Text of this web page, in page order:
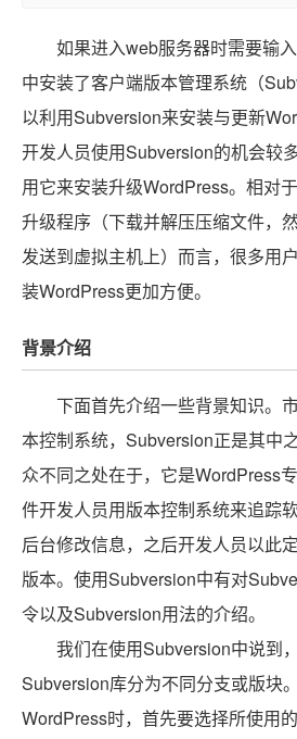
如果进入web服务器时需要输
中安装了客户端版本管理系统（
以利用Subversion来安装与更新
开发人员使用Subversion的机会较
用它来安装升级WordPress。相对
升级程序（下载并解压压缩文件，
发送到虚拟主机上）而言，很多用
装WordPress更加方便。
背景介绍
下面首先介绍一些背景知识。
本控制系统，Subversion正是其中
众不同之处在于，它是WordPress
件开发人员用版本控制系统来追踪
后台修改信息，之后开发人员以此
版本。使用Subversion中有对
令以及Subversion用法的介绍。
我们在使用Subversion中说到
Subversion库分为不同分支或版块
WordPress时，首先要选择所使用的